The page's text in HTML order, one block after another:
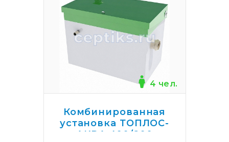
4 чел.
Комбинированная
установка ТОПЛОС-
АКВА 400/200